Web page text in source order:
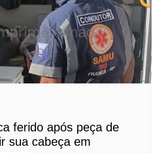
ferido após peça de
sua cabeça em